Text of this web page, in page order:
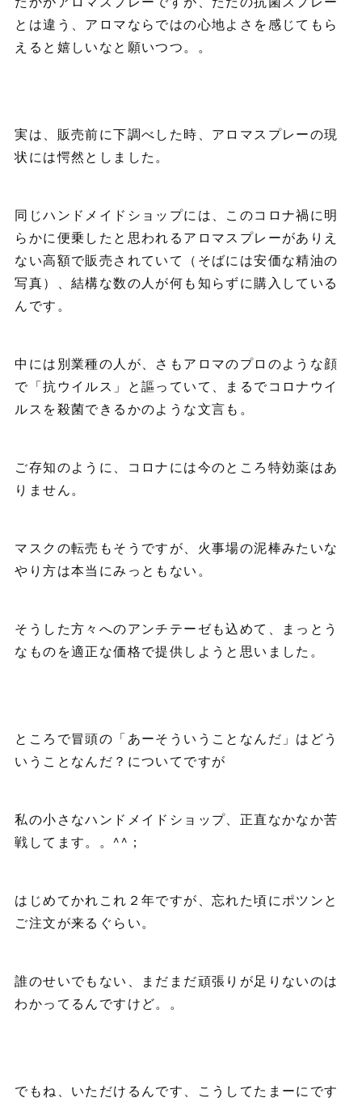
とは違う、アロマならではの心地よさを感じてもら
えると嬉しいなと願いつつ。。
実は、販売前に下調べした時、アロマスプレーの現
状には愕然としました。
同じハンドメイドショップには、このコロナ禍に明
らかに便乗したと思われるアロマスプレーがありえ
ない高額で販売されていて（そばには安価な精油の
写真）、結構な数の人が何も知らずに購入している
んです。
中には別業種の人が、さもアロマのプロのような顔
で「抗ウイルス」と謳っていて、まるでコロナウイ
ルスを殺菌できるかのような文言も。
ご存知のように、コロナには今のところ特効薬はあ
りません。
マスクの転売もそうですが、火事場の泥棒みたいな
やり方は本当にみっともない。
そうした方々へのアンチテーゼも込めて、まっとう
なものを適正な価格で提供しようと思いました。
ところで冒頭の「あーそういうことなんだ」はどう
いうことなんだ？についてですが
私の小さなハンドメイドショップ、正直なかなか苦
戦してます。。^^；
はじめてかれこれ２年ですが、忘れた頃にポツンと
ご注文が来るぐらい。
誰のせいでもない、まだまだ頑張りが足りないのは
わかってるんですけど。。
でもね、いただけるんです、こうしてたまーにです